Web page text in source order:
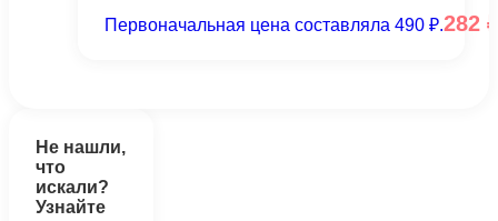
Первоначальная цена составляла 490 ₽.282
Не нашли,
что
искали?
Узнайте